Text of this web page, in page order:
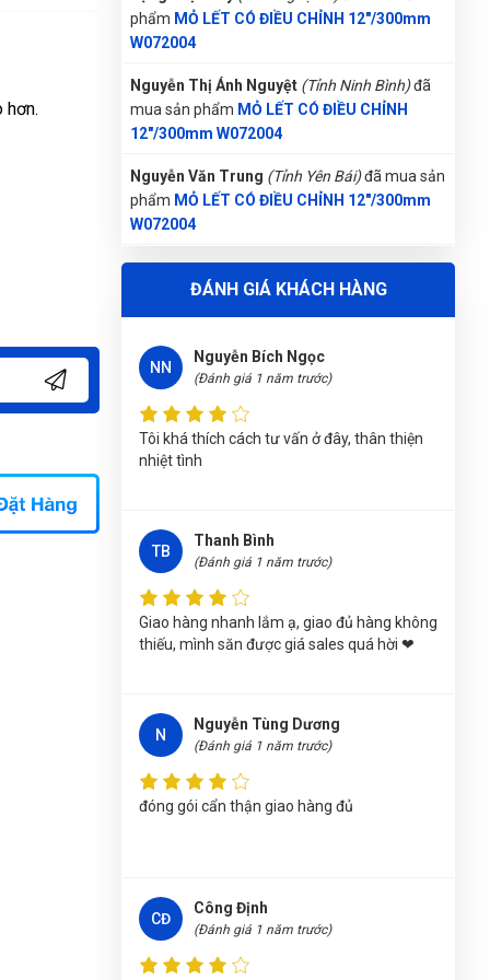
phẩm MỎ LẾT CÓ ĐIỀU CHỈNH 12"/300mm
W072004
Nguyễn Thị Ánh Nguyệt (Tỉnh Ninh Bình)đã
mua sản phẩm MỎ LẾT CÓ ĐIỀU CHỈNH
12"/300mm W072004
Nguyễn Văn Trung (Tỉnh Yên Bái)đã mua sản
phẩm MỎ LẾT CÓ ĐIỀU CHỈNH 12"/300mm
W072004
Lê Thị Như Hảo(Tỉnh Phú Thọ)đã mua sản
MỎ LẾT CÓ ĐIỀU CHỈNH 12"/300mm
W072004
Phùng Bảo Ngọc (Thành phố Đà Nẵng)
purchase
MỎ LẾT CÓ ĐIỀU CHỈNH
12"/300mm W072004
Trương Thị Phượng Hằng(Tỉnh Đồng Nai)
mua sản phẩm
Trần Lê Quỳnh Như (Tỉnh Thái Bình)
sản phẩmMỎ LẾT CÓ ĐIỀU CHỈNH
12"/300mm W072004
Võ Thị Thanh Tươi(Tỉnh Quảng Ngãi) đã
mua sản phẩm MỎ LẾT CÓ ĐIỀU CHỈNH
Phạm Ngọc Vinh (Thành phố Hồ Chí Minh)
purchase
MỎ LẾT CÓ ĐIỀU CHỈNH
Lê Hoàng Khánh Duy(Tỉnh Bình Định)
Nguyễn Phương Yến Linh
đã mua sản phẩm MỎ LẾT CÓ ĐIỀU CHỈNH
ĐÁNH GIÁ KHÁCH HÀNG
(Đánh giá 1 năm trước)
ND
Ngọc Diệp
(Đánh giá 1 năm trước)
sản phẩm cũng như dịch vụ tại đây rồi
NN
Nguyễn Bích Ngọc
(Đánh giá 1 năm trước)
Tôi khá thích cách tư vấn ở đây, thân thiện
nhiệt tình
TB
Thanh Bình
(Đánh giá 1 năm trước)
Giao hàng nhanh lắm ạ, giao đủ hàng không
thiếu, mình săn được giá sales quá hời ❤
N
Nguyễn Tùng Dương
(Đánh giá 1 năm trước)
đóng gói cẩn thận giao hàng đủ
CĐ
Công Định
(Đánh giá 1 năm trước)